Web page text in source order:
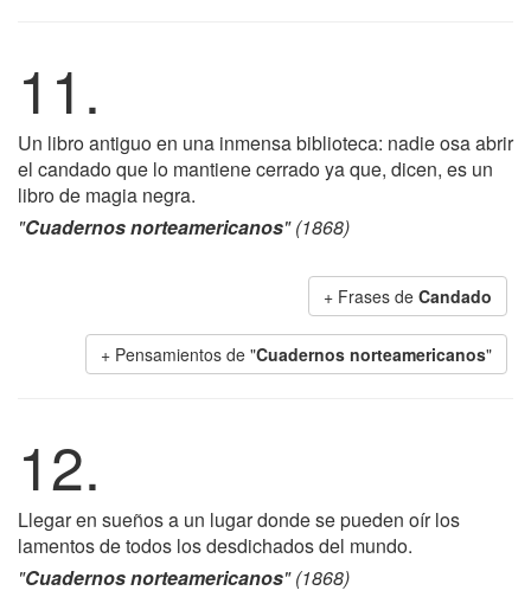
11.
Un libro antiguo en una inmensa biblioteca: nadie osa abrir
el candado que lo mantiene cerrado ya que, dicen, es un
libro de magia negra.
"Cuadernos norteamericanos" (1868)
+ Frases de Candado
+ Pensamientos de "Cuadernos norteamericanos"
12.
Llegar en sueños a un lugar donde se pueden oír los
lamentos de todos los desdichados del mundo.
"Cuadernos norteamericanos" (1868)